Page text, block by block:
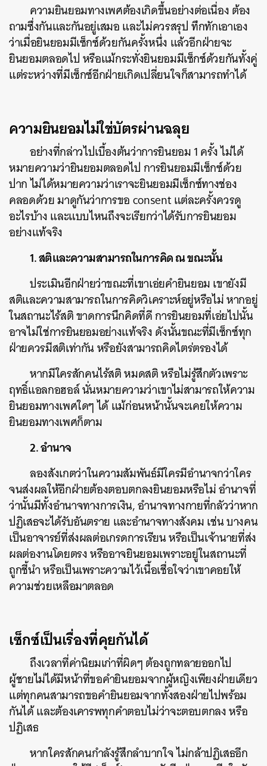
ความยินยอมทางเพศต้องเกิดขึ้นอย่างต่อเนื่อง ต้อง
ถามซึ่งกันและกันอยู่เสมอ และไม่ควรสรุป ทึกทักเอาเอง
ว่าเมื่อยินยอมมีเซ็กซ์ด้วยกันครั้งหนึ่ง แล้วอีกฝ่ายจะ
ยินยอมตลอดไป หรือแม้กระทั่งยินยอมมีเซ็กซ์ด้วยกันทั้งคู่
แต่ระหว่างที่มีเซ็กซ์อีกฝ่ายเกิดเปลี่ยนใจก็สามารถทำได้
ความยินยอมไม่ใช่บัตรผ่านฉลุย
อย่างที่กล่าวไปเบื้องต้นว่าการยินยอม 1 ครั้ง ไม่ได้
หมายความว่ายินยอมตลอดไป การยินยอมมีเซ็กซ์ด้วย
ปาก ไม่ได้หมายความว่าเราจะยินยอมมีเซ็กซ์ทางช่อง
คลอดด้วย มาดูกันว่าการขอ consent แต่ละครั้งควรดู
อะไรบ้าง และแบบไหนถึงจะเรียกว่าได้รับการยินยอม
อย่างแท้จริง
1. สติและความสามารถในการคิด ณ ขณะนั้น
ประเมินอีกฝ่ายว่าขณะที่เขาเอ่ยคำยินยอม เขายังมี
สติและความสามารถในการคิดวิเคราะห์อยู่หรือไม่ หากอยู่
ในสถานะไร้สติ ขาดการนึกคิดที่ดี การยินยอมที่เอ่ยไปนั้น
อาจไม่ใช่การยินยอมอย่างแท้จริง ดังนั้นขณะที่มีเซ็กซ์ทุก
ฝ่ายควรมีสติเท่ากัน หรือยังสามารถคิดไตร่ตรองได้
หากมีใครสักคนไร้สติ หมดสติ หรือไม่รู้สึกตัวเพราะ
ฤทธิ์แอลกอฮอล์ นั่นหมายความว่าเขาไม่สามารถให้ความ
ยินยอมทางเพศใดๆ ได้ แม้ก่อนหน้านั้นจะเคยให้ความ
ยินยอมทางเพศก็ตาม
2. อำนาจ
ลองสังเกตว่าในความสัมพันธ์มีใครมีอำนาจกว่าใคร
จนส่งผลให้อีกฝ่ายต้องตอบตกลงยินยอมหรือไม่ อำนาจที่
ว่านั้นมีทั้งอำนาจทางการเงิน, อำนาจทางกายที่กลัวว่าหาก
ปฏิเสธจะได้รับอันตราย และอำนาจทางสังคม เช่น บางคน
เป็นอาจารย์ที่ส่งผลต่อเกรดการเรียน หรือเป็นเจ้านายที่ส่ง
ผลต่องานโดยตรง หรืออาจยินยอมเพราะอยู่ในสถานะที่
ถูกชี้นำ หรือเป็นเพราะความไว้เนื้อเชื่อใจว่าเขาคอยให้
ความช่วยเหลือมาตลอด
เซ็กซ์เป็นเรื่องที่คุยกันได้
ถึงเวลาที่ค่านิยมเก่าที่ผิดๆ ต้องถูกทลายออกไป
ผู้ชายไม่ได้มีหน้าที่ขอคำยินยอมจากผู้หญิงเพียงฝ่ายเดียว
แต่ทุกคนสามารถขอคำยินยอมจากทั้งสองฝ่ายไปพร้อม
กันได้ และต้องเคารพทุกคำตอบไม่ว่าจะตอบตกลง หรือ
ปฏิเสธ
หากใครสักคนกำลังรู้สึกลำบากใจ ไม่กล้าปฏิเสธอีก